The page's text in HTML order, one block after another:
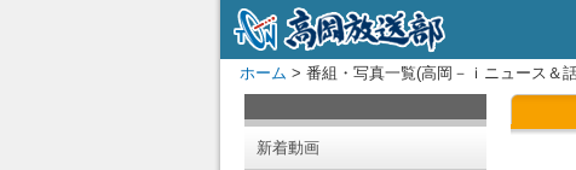
ホーム > 番組・写真一覧(高岡－ｉニュース
新着動画